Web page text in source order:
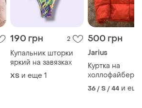
190 грн 2
Купальник шторки
яркий на завязках
ХS и еще 1
500 грн
Jarius
Куртка на
холлофайбере
зимняя теплая
36 / S / 44 и еще